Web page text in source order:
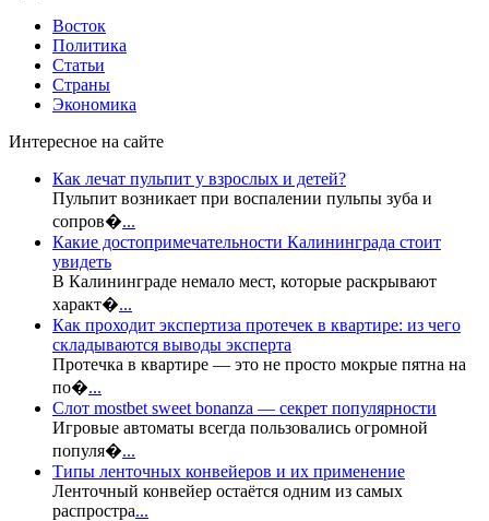
Восток
Политика
Статьи
Страны
Экономика
Интересное на сайте
Как лечат пульпит у взрослых и детей?
Пульпит возникает при воспалении пульпы зуба и
сопров�...
Какие достопримечательности Калининграда стоит
увидеть
В Калининграде немало мест, которые раскрывают
характ�...
Как проходит экспертиза протечек в квартире: из чего
складываются выводы эксперта
Протечка в квартире — это не просто мокрые пятна на
по�...
Слот mostbet sweet bonanza — секрет популярности
Игровые автоматы всегда пользовались огромной
популя�...
Типы ленточных конвейеров и их применение
Ленточный конвейер остаётся одним из самых
распростра...